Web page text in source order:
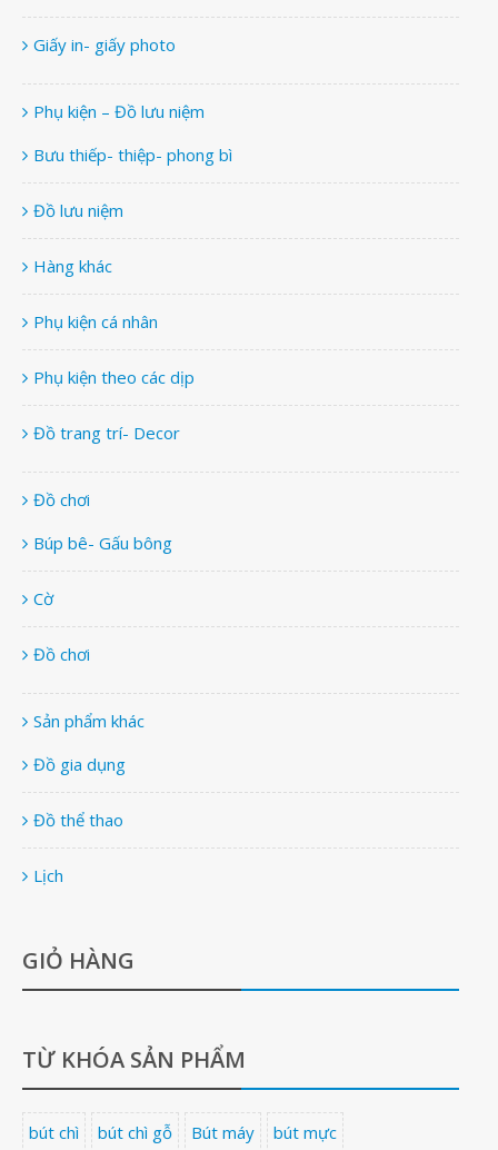
Giấy in- giấy photo
Phụ kiện – Đồ lưu niệm
Bưu thiếp- thiệp- phong bì
Đồ lưu niệm
Hàng khác
Phụ kiện cá nhân
Phụ kiện theo các dịp
Đồ trang trí- Decor
Đồ chơi
Búp bê- Gấu bông
Cờ
Đồ chơi
Sản phẩm khác
Đồ gia dụng
Đồ thể thao
Lịch
GIỎ HÀNG
TỪ KHÓA SẢN PHẨM
bút chì bút chì gỗ Bút máy bút mực